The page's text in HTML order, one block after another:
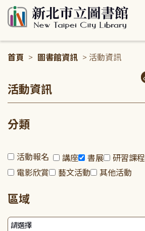
首頁 > 圖書館資訊 > 活動資訊
活動資訊
分類
活動報名 講座 書展 研習課程
電影欣賞
藝文活動 其他活動
區域